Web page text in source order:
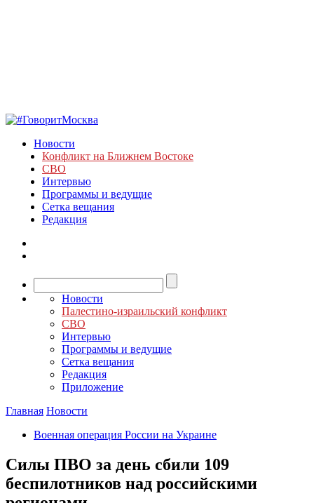
Новости
Конфликт на Ближнем Востоке
СВО
Интервью
Программы и ведущие
Сетка вещания
Редакция
Новости
Палестино-израильский конфликт
СВО
Интервью
Программы и ведущие
Сетка вещания
Редакция
Приложение
Главная Новости
Военная операция России на Украине
Силы ПВО за день сбили 109
беспилотников над российскими